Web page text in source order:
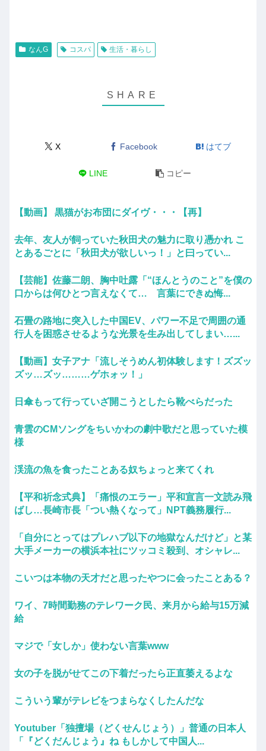
なんG コスパ 生活・暮らし
X Facebook はてブ
LINE コピー
【動画】 黒猫がお布団にダイヴ・・・【再】
去年、友人が飼っていた秋田犬の魅力に取り憑かれ こ
とあるごとに「秋田犬が欲しいっ！」と曰ってい...
【芸能】佐藤二朗、胸中吐露「“ほんとうのこと”を僕の
口からは何ひとつ言えなくて… 言葉にできぬ悔...
石畳の路地に突入した中国EV、パワー不足で周囲の通
行人を困惑させるような光景を生み出してしまい…...
【動画】女子アナ「流しそうめん初体験します！ズズッ
ズッ…ズッ………ゲホォッ！」
日傘もって行っていざ開こうとしたら靴べらだった
青雲のCMソングをちいかわの劇中歌だと思っていた模
様
渓流の魚を食ったことある奴ちょっと来てくれ
【平和祈念式典】「痛恨のエラー」平和宣言一文読み飛
ばし…長崎市長「つい熱くなって」NPT義務履行...
「自分にとってはプレハブ以下の地獄なんだけど」と某
大手メーカーの横浜本社にツッコミ殺到、オシャレ...
こいつは本物の天才だと思ったやつに会ったことある？
ワイ、7時間勤務のテレワーク民、来月から給与15万減
給
マジで「女しか」使わない言葉www
女の子を脱がせてこの下着だったら正直萎えるよな
こういう輩がテレビをつまらなくしたんだな
Youtuber「独擅場（どくせんじょう）」普通の日本人
「『どくだんじょう』ね もしかして中国人...